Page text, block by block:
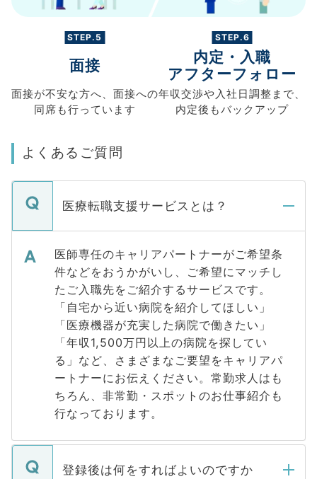
STEP.5
面接
面接が不安な方へ、 面接への
同席も行っています
STEP.6
内定・入職
アフターフォロー
年収交渉や入社日調整まで、
内定後もバックアップ
よくあるご質問
医療転職支援サービスとは？
医師専任のキャリアパートナーがご希望条
件などをおうかがいし、ご希望にマッチし
たご入職先をご紹介するサービスです。
「自宅から近い病院を紹介してほしい」
「医療機器が充実した病院で働きたい」
「年収1,500万円以上の病院を探してい
る」など、さまざまなご要望をキャリアパ
ートナーにお伝えください。常勤求人はも
ちろん、非常勤・スポットのお仕事紹介も
行なっております。
登録後は何をすればよいのですか